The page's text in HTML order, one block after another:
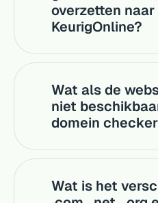
overzetten naar
KeurigOnline?
Wat als de
niet
domein
Wat is het